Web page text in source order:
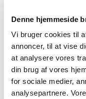
Denne hjemmeside
Vi bruger cookies til
annoncer, til at vise
at analysere vores
din brug af vores
for sociale medier,
analysepartnere.
august (1)
marts (2)
februar (2)
januar (2)
2023 (18)